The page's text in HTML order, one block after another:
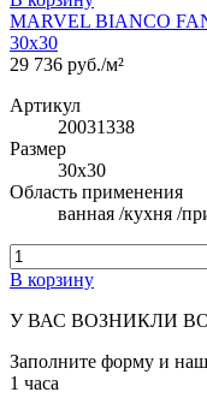
MARVEL BIANCO
30x30
29 736 руб./м²
Артикул
20031338
Размер
30x30
Область применения
ванная /кухня /
В корзину
У ВАС ВОЗНИКЛИ
Заполните форму и
1 часа